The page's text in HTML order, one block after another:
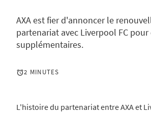
AXA est fier d'annoncer le
partenariat avec Liverpool FC pour
supplémentaires.
2 MINUTES
L'histoire du partenariat entre AXA et